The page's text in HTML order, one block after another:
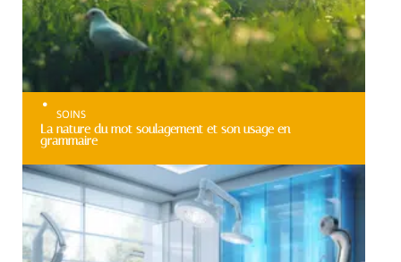
SOINS
La nature du mot soulagement et son usage en
grammaire